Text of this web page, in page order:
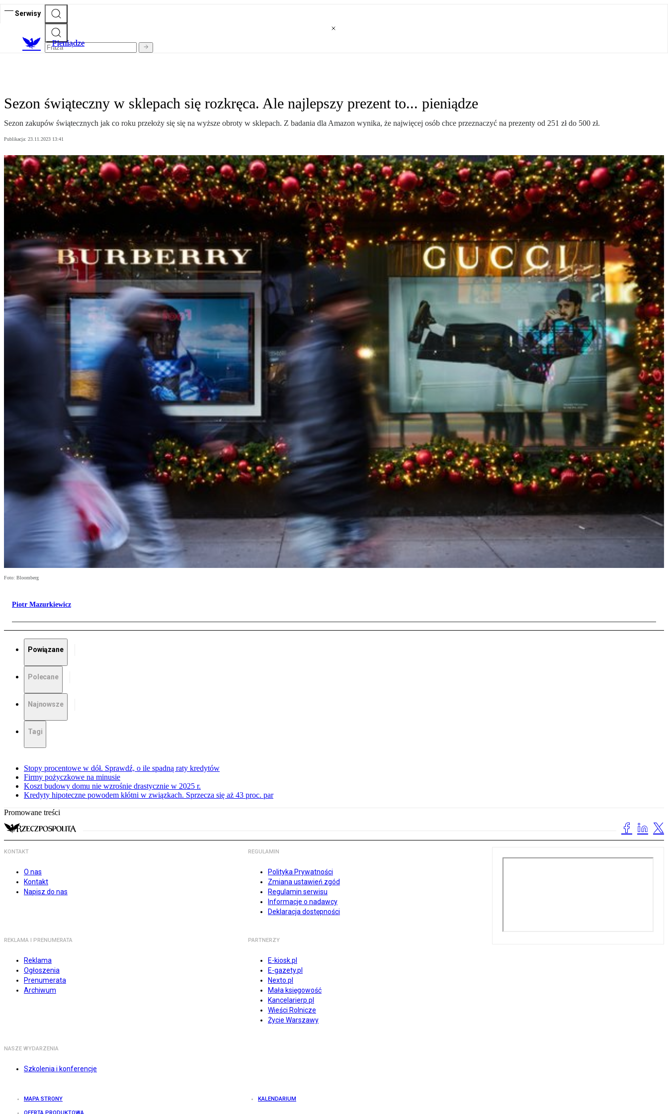
Serwisy
Pieniądze
Sezon świąteczny w sklepach się rozkręca. Ale najlepszy prezent to... pieniądze
Sezon zakupów świątecznych jak co roku przełoży się się na wyższe obroty w sklepach. Z badania dla Amazon wynika, że najwięcej osób chce przeznaczyć na prezenty od 251 zł do 500 zł.
Publikacja: 23.11.2023 13:41
Foto: Bloomberg
Piotr Mazurkiewicz
Powiązane
Polecane
Najnowsze
Tagi
Stopy procentowe w dół. Sprawdź, o ile spadną raty kredytów
Firmy pożyczkowe na minusie
Koszt budowy domu nie wzrośnie drastycznie w 2025 r.
Kredyty hipoteczne powodem kłótni w związkach. Sprzecza się aż 43 proc. par
Promowane treści
KONTAKT
O nas
Kontakt
Napisz do nas
REGULAMIN
Polityka Prywatności
Zmiana ustawień zgód
Regulamin serwisu
Informacje o nadawcy
Deklaracja dostępności
REKLAMA I PRENUMERATA
Reklama
Ogłoszenia
Prenumerata
Archiwum
PARTNERZY
E-kiosk.pl
E-gazety.pl
Nexto.pl
Mała księgowość
Kancelarierp.pl
Wieści Rolnicze
Życie Warszawy
NASZE WYDARZENIA
Szkolenia i konferencje
MAPA STRONY KALENDARIUM